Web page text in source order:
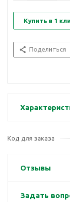
Купить в 1
Поделиться
Код для заказа
Отзывы
Задать